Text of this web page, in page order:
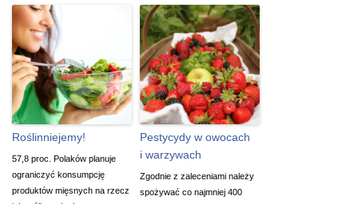
Roślinniejemy!
57,8 proc. Polaków planuje
ograniczyć konsumpcję
produktów mięsnych na rzecz
Pestycydy w owocach
i warzywach
Zgodnie z zaleceniami należy
spożywać co najmniej 400